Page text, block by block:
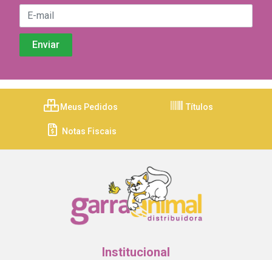
Meus Pedidos Títulos
Notas Fiscais
Institucional